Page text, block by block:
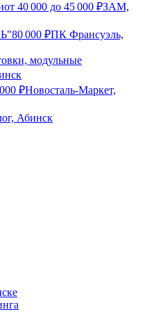
от 40 000 до 45 000 ₽ЗАМ,
80 000 ₽ПК Франсуэль,
модульные
₽Новосталь-Маркет,
Абинск